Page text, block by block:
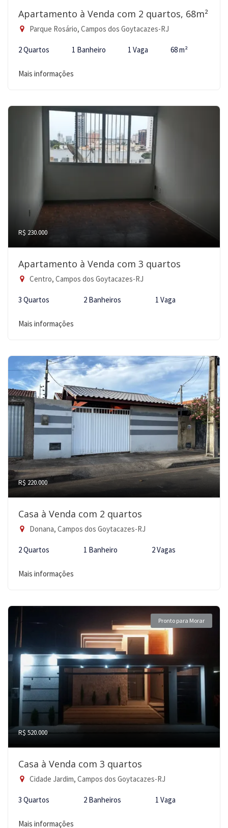
Apartamento à Venda com 2 quartos, 68m²
Parque Rosário, Campos dos Goytacazes-RJ
2 Quartos 1 Banheiro 1 Vaga 68 m²
Mais informações
R$ 230.000
Apartamento à Venda com 3 quartos
Centro, Campos dos Goytacazes-RJ
3 Quartos 2 Banheiros 1 Vaga
Mais informações
R$ 220.000
Casa à Venda com 2 quartos
Donana, Campos dos Goytacazes-RJ
2 Quartos 1 Banheiro 2 Vagas
Mais informações
Pronto para Morar
R$ 520.000
Casa à Venda com 3 quartos
Cidade Jardim, Campos dos Goytacazes-RJ
3 Quartos 2 Banheiros 1 Vaga
Mais informações